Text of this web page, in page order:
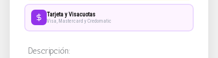
Tarjeta y Visacuotas
Visa, Mastercard y Credomatic
Descripción: